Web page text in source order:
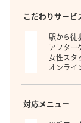
こだわりサービ
駅から徒
アフター
女性スタ
オンライ
対応メニュー